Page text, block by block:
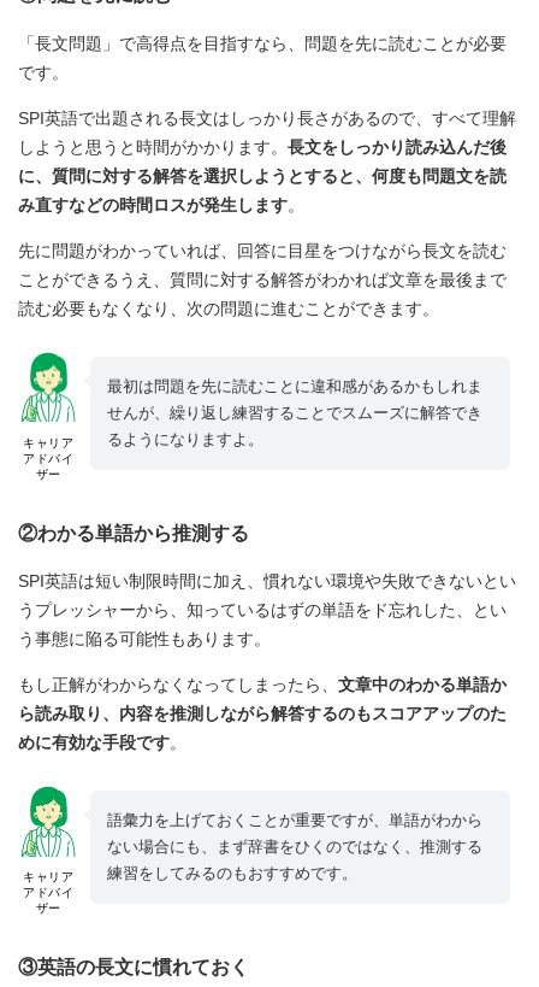
「長文問題」で高得点を目指すなら、問題を先に読むことが必要
です。
SPI英語で出題される長文はしっかり長さがあるので、すべて理解
しようと思うと時間がかかります。 長文をしっかり読み込んだ後
に、質問に対する解答を選択しようとすると、何度も問題文を読
み直すなどの時間ロスが発生します。
先に問題がわかっていれば、回答に目星をつけながら長文を読む
ことができるうえ、質問に対する解答がわかれば文章を最後まで
読む必要もなくなり、次の問題に進むことができます。
キャリア
アドバイ
ザー
最初は問題を先に読むことに違和感があるかもしれま
せんが、繰り返し練習することでスムーズに解答でき
るようになりますよ。
②わかる単語から推測する
SPI英語は短い制限時間に加え、慣れない環境や失敗できないとい
うプレッシャーから、知っているはずの単語をド忘れした、とい
う事態に陥る可能性もあります。
もし正解がわからなくなってしまったら、 文章中のわかる単語か
ら読み取り、内容を推測しながら解答するのもスコアアップのた
めに有効な手段です。
キャリア
アドバイ
ザー
語彙力を上げておくことが重要ですが、単語がわから
ない場合にも、まず辞書をひくのではなく、推測する
練習をしてみるのもおすすめです。
③英語の長文に慣れておく